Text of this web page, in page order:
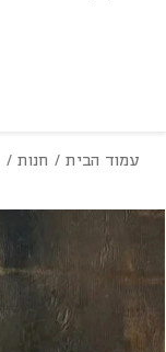
עמוד הבית/ חנות/